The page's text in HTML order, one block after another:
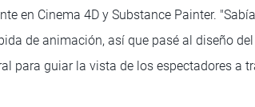
en Cinema 4D y Substance Painter.
de animación, así que pasé al diseño
para guiar la vista de los espectadores a